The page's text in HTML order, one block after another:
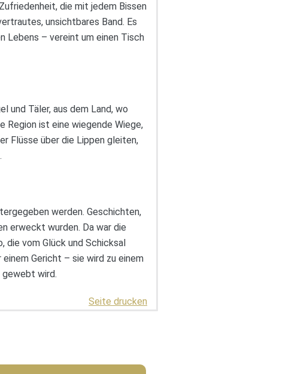
die mit jedem Bissen
unsichtbares Band. Es
Lebens – vereint um einen Tisch
und Täler, aus dem Land, wo
Region ist eine wiegende Wiege,
Flüsse über die Lippen gleiten,
werden. Geschichten,
erweckt wurden. Da war die
die vom Glück und Schicksal
Gericht – sie wird zu einem
gewebt wird.
Seite drucken